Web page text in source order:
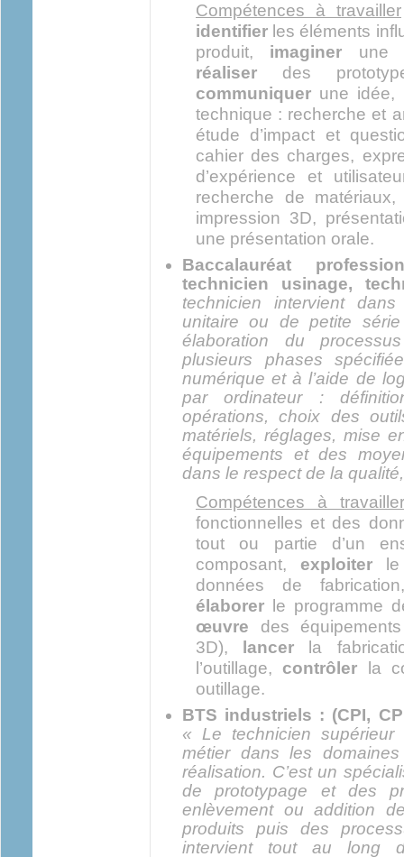
Compétences à travailler
identifier les éléments
produit, imaginer une
réaliser des
communiquer une idée,
technique : recherche et
étude d’impact et
cahier des charges,
d’expérience et
recherche de matériaux,
impression 3D,
une présentation orale.
Baccalauréat
technicien usinage,
technicien intervient
unitaire ou de petite
élaboration du
plusieurs phases
numérique et à l’aide de
par ordinateur :
opérations, choix des
matériels, réglages, mise
équipements et des
dans le respect de la
Compétences à travailler
fonctionnelles et des
tout ou partie d’un
composant, exploiter le
données de
élaborer le programme
œuvre des
3D), lancer la
l’outillage, contrôler la
outillage.
BTS industriels : (CPI,
« Le technicien
métier dans les
réalisation. C’est un
de prototypage et des
enlèvement ou addition
produits puis des
intervient tout au long